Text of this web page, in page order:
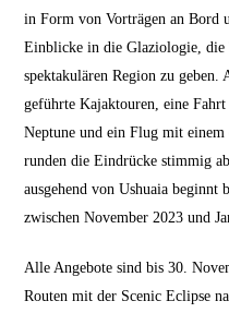
in Form von Vorträgen an Bord
Einblicke in die Glaziologie, die
spektakulären Region zu
geführte Kajaktouren, eine
Neptune und ein Flug mit
runden die Eindrücke stimmig
ausgehend von Ushuaia
zwischen November 2023 und
Alle Angebote sind bis 30.
Routen mit der Scenic Eclipse